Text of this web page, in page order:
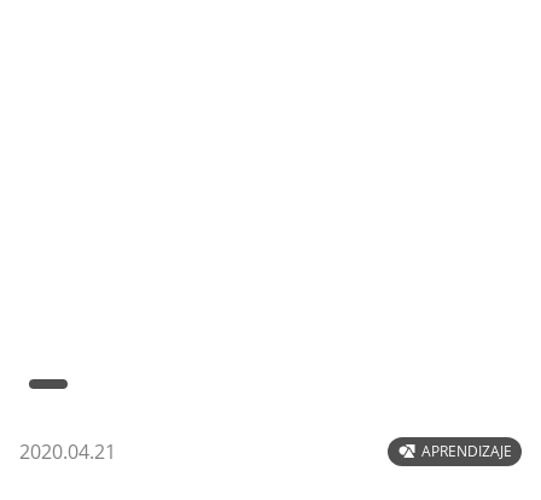
2020.04.21 APRENDIZAJE